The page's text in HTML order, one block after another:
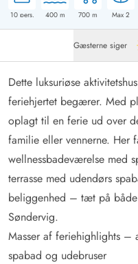
10pers. 400m 700 m Max 2
Gæsterne siger
Dette luksuriøse
feriehjertet begærer. Med
oplagt til en ferie ud over
familie eller vennerne. Her
wellnessbadeværelse med
terrasse med udendørs
beliggenhed – tæt på
Søndervig.
Masser af feriehighlights –
spabad og udebruser